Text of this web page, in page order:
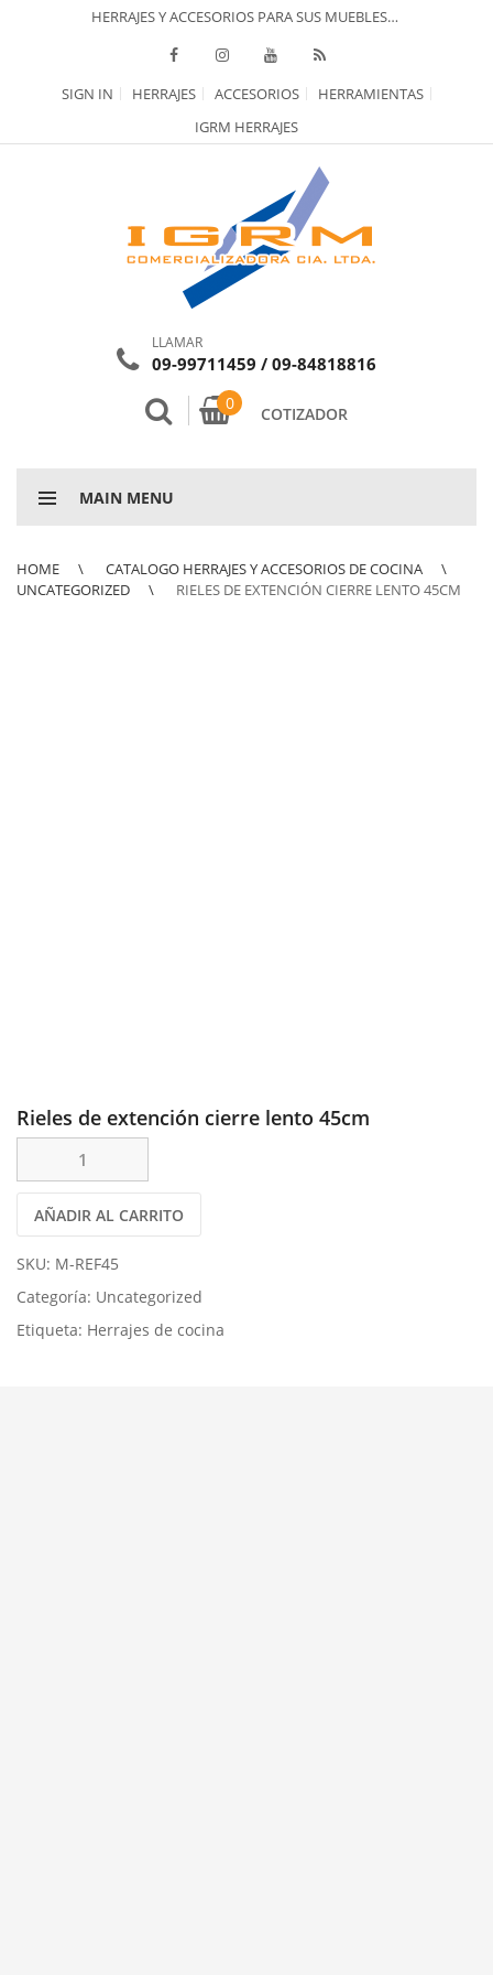
HERRAJES Y ACCESORIOS PARA SUS MUEBLES…
SIGN IN HERRAJES ACCESORIOS
HERRAMIENTAS
IGRM HERRAJES
LLAMAR
09-99711459 / 09-84818816
0
COTIZADOR
MAIN MENU
HOME
CATALOGO HERRAJES Y ACCESORIOS DE COCINA
UNCATEGORIZED
RIELES DE EXTENCIÓN CIERRE LENTO 45CM
Rieles de extención cierre lento 45cm
AÑADIR AL CARRITO
SKU: M-REF45
Categoría: Uncategorized
Etiqueta: Herrajes de cocina